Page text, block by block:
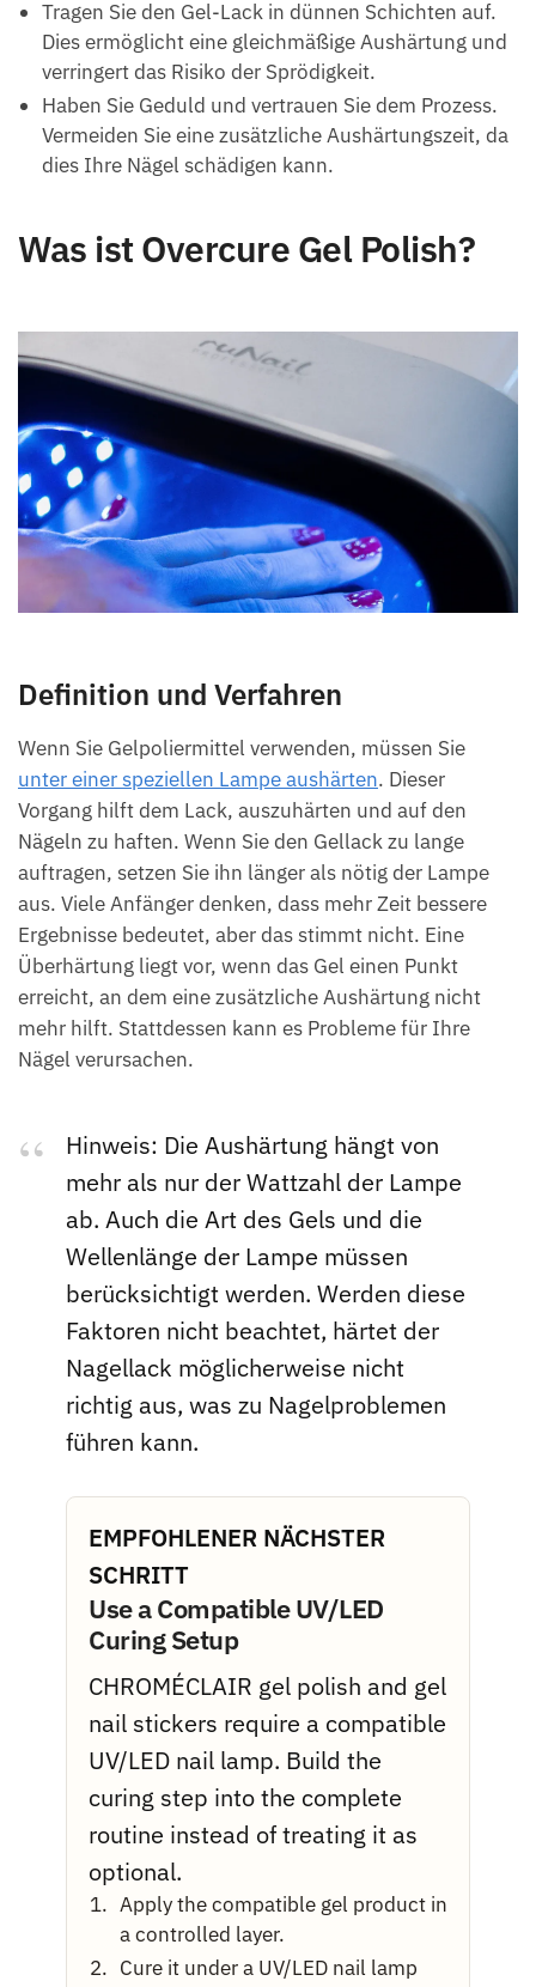
Tragen Sie den Gel-Lack in dünnen Schichten auf.
Dies ermöglicht eine gleichmäßige Aushärtung und
verringert das Risiko der Sprödigkeit.
Haben Sie Geduld und vertrauen Sie dem Prozess.
Vermeiden Sie eine zusätzliche Aushärtungszeit, da
dies Ihre Nägel schädigen kann.
Was ist Overcure Gel Polish?
Definition und Verfahren
Wenn Sie Gelpoliermittel verwenden, müssen Sie
unter einer speziellen Lampe aushärten. Dieser
Vorgang hilft dem Lack, auszuhärten und auf den
Nägeln zu haften. Wenn Sie den Gellack zu lange
auftragen, setzen Sie ihn länger als nötig der Lampe
aus. Viele Anfänger denken, dass mehr Zeit bessere
Ergebnisse bedeutet, aber das stimmt nicht. Eine
Überhärtung liegt vor, wenn das Gel einen Punkt
erreicht, an dem eine zusätzliche Aushärtung nicht
mehr hilft. Stattdessen kann es Probleme für Ihre
Nägel verursachen.
Hinweis: Die Aushärtung hängt von
mehr als nur der Wattzahl der Lampe
ab. Auch die Art des Gels und die
Wellenlänge der Lampe müssen
berücksichtigt werden. Werden diese
Faktoren nicht beachtet, härtet der
Nagellack möglicherweise nicht
richtig aus, was zu Nagelproblemen
führen kann.
EMPFOHLENER NÄCHSTER
SCHRITT
Use a Compatible UV/LED
Curing Setup
CHROMÉCLAIR gel polish and gel
nail stickers require a compatible
UV/LED nail lamp. Build the
curing step into the complete
routine instead of treating it as
optional.
Apply the compatible gel product in
a controlled layer.
Cure it under a UV/LED nail lamp